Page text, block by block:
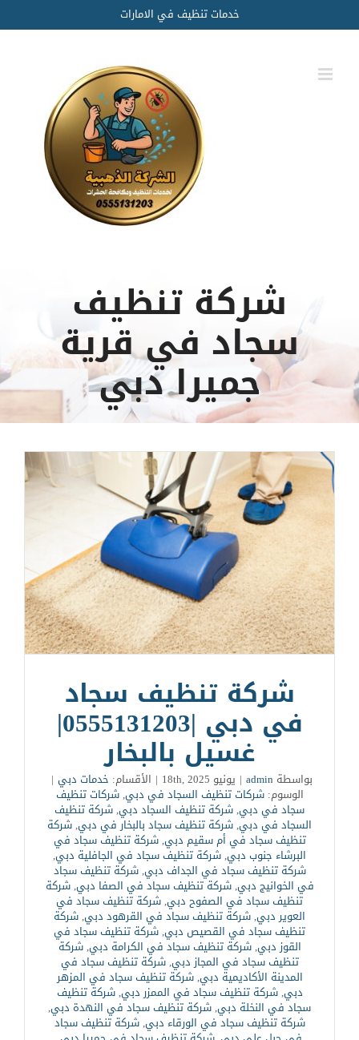
to
content
خدمات تنظيف في الامارات
شركة تنظيف
سجاد في قرية
جميرا دبي
شركة تنظيف سجاد
في دبي |0555131203|
غسيل بالبخار
بواسطةadmin
| يونيو 18th, 2025 | الأقسام: خدمات دبي |
الوسوم:شركات تنظيف السجاد في دبي,شركات تنظيف
سجاد في دبي,شركة تنظيف السجاد دبي,شركة تنظيف
السجاد في دبي,شركة تنظيف سجاد بالبخار في دبي,شركة
تنظيف سجاد في أم سقيم دبي,شركة تنظيف سجاد في
البرشاء جنوب دبي,شركة تنظيف سجاد في الجافلية دبي,
شركة تنظيف سجاد في الجداف دبي,شركة تنظيف سجاد
في الخوانيج دبي,شركة تنظيف سجاد في الصفا دبي,شركة
تنظيف سجاد في الصفوح دبي,شركة تنظيف سجاد في
العوير دبي,شركة تنظيف سجاد في القرهود دبي,شركة
تنظيف سجاد في القصيص دبي,شركة تنظيف سجاد في
القوز دبي,شركة تنظيف سجاد في الكرامة دبي,شركة
تنظيف سجاد في المجاز دبي,شركة تنظيف سجاد في
المدينة الأكاديمية دبي,شركة تنظيف سجاد في المزهر
دبي,شركة تنظيف سجاد في الممزر دبي,شركة تنظيف
سجاد في النخلة دبي,شركة تنظيف سجاد في النهدة دبي,
شركة تنظيف سجاد في الورقاء دبي,شركة تنظيف سجاد